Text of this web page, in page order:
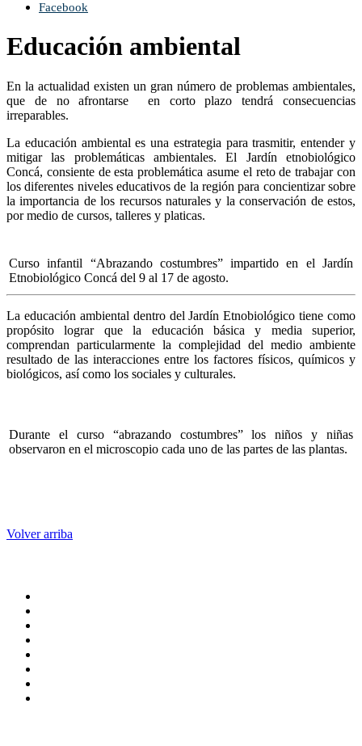
Facebook
Educación ambiental
En la actualidad existen un gran número de problemas ambientales,
que de no afrontarse en corto plazo tendrá consecuencias
irreparables.
La educación ambiental es una estrategia para trasmitir, entender y
mitigar las problemáticas ambientales. El Jardín etnobiológico
Concá, consiente de esta problemática asume el reto de trabajar con
los diferentes niveles educativos de la región para concientizar sobre
la importancia de los recursos naturales y la conservación de estos,
por medio de cursos, talleres y platicas.
Curso infantil “Abrazando costumbres” impartido en el Jardín
Etnobiológico Concá del 9 al 17 de agosto.
La educación ambiental dentro del Jardín Etnobiológico tiene como
propósito lograr que la educación básica y media superior,
comprendan particularmente la complejidad del medio ambiente
resultado de las interacciones entre los factores físicos, químicos y
biológicos, así como los sociales y culturales.
Durante el curso “abrazando costumbres” los niños y niñas
observaron en el microscopio cada uno de las partes de las plantas.
Volver arriba